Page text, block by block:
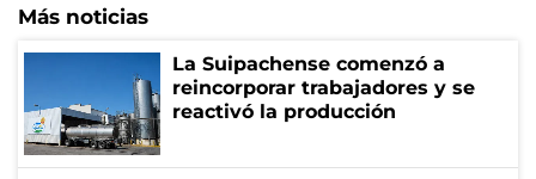
Más noticias
La Suipachense comenzó a
reincorporar trabajadores y se
reactivó la producción